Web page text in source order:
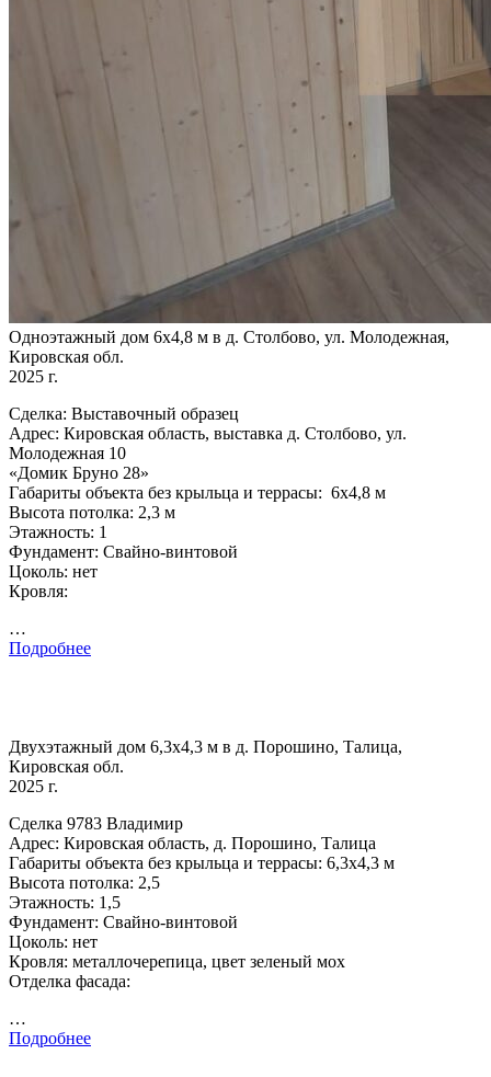
Одноэтажный дом 6х4,8 м в д. Столбово, ул. Молодежная,
Кировская обл.
2025 г.
Сделка: Выставочный образец
Адрес: Кировская область, выставка д. Столбово, ул.
Молодежная 10
«Домик Бруно 28»
Габариты объекта без крыльца и террасы: 6х4,8 м
Высота потолка: 2,3 м
Этажность: 1
Фундамент: Свайно-винтовой
Цоколь: нет
Кровля:
…
Подробнее
Двухэтажный дом 6,3х4,3 м в д. Порошино, Талица,
Кировская обл.
2025 г.
Сделка 9783 Владимир
Адрес: Кировская область, д. Порошино, Талица
Габариты объекта без крыльца и террасы: 6,3х4,3 м
Высота потолка: 2,5
Этажность: 1,5
Фундамент: Свайно-винтовой
Цоколь: нет
Кровля: металлочерепица, цвет зеленый мох
Отделка фасада:
…
Подробнее